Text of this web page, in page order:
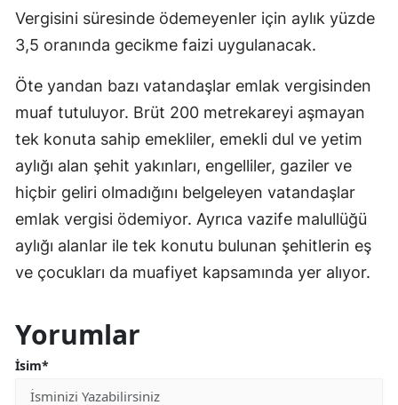
Vergisini süresinde ödemeyenler için aylık yüzde
3,5 oranında gecikme faizi uygulanacak.
Öte yandan bazı vatandaşlar emlak vergisinden
muaf tutuluyor. Brüt 200 metrekareyi aşmayan
tek konuta sahip emekliler, emekli dul ve yetim
aylığı alan şehit yakınları, engelliler, gaziler ve
hiçbir geliri olmadığını belgeleyen vatandaşlar
emlak vergisi ödemiyor. Ayrıca vazife malullüğü
aylığı alanlar ile tek konutu bulunan şehitlerin eş
ve çocukları da muafiyet kapsamında yer alıyor.
Yorumlar
İsim*